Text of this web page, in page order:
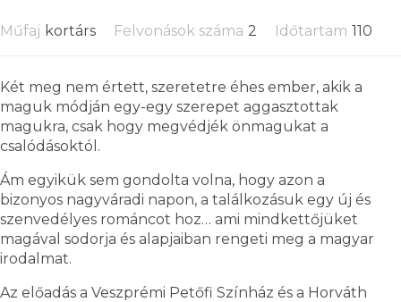
Műfaj kortárs Felvonások száma 2 Időtartam 110
Két meg nem értett, szeretetre éhes ember, akik a
maguk módján egy-egy szerepet aggasztottak
magukra, csak hogy megvédjék önmagukat a
csalódásoktól.
Ám egyikük sem gondolta volna, hogy azon a
bizonyos nagyváradi napon, a találkozásuk egy új és
szenvedélyes románcot hoz… ami mindkettőjüket
magával sodorja és alapjaiban rengeti meg a magyar
irodalmat.
Az előadás a Veszprémi Petőfi Színház és a Horváth